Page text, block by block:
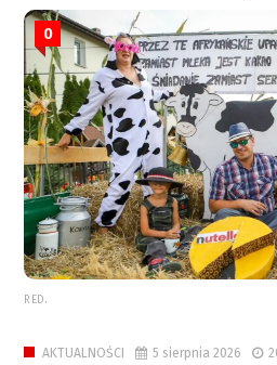
0
RED.
AKTUALNOŚCI 5 sierpnia 2026